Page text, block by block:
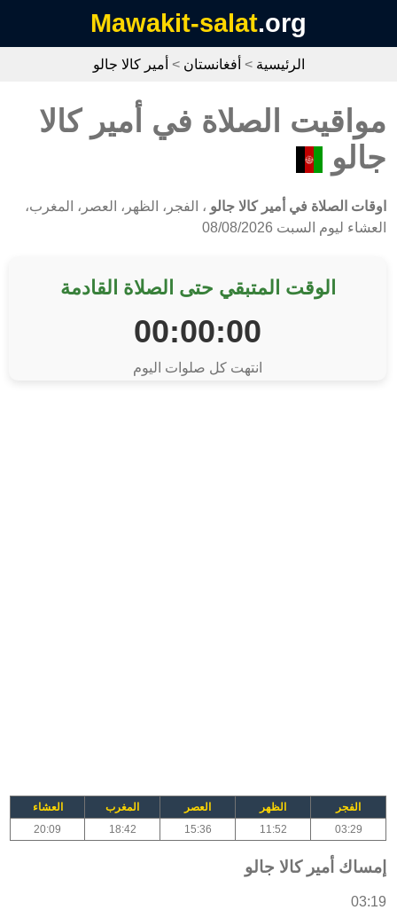
Mawakit-salat.org
الرئيسية > أفغانستان > أمير كالا جالو
مواقيت الصلاة في أمير كالا
جالو
اوقات الصلاة في أمير كالا جالو ، الفجر، الظهر، العصر، المغرب،
العشاء ليوم السبت 08/08/2026
الوقت المتبقي حتى الصلاة القادمة
00:00:00
انتهت كل صلوات اليوم
الفجر الظهر العصر المغرب
العشاء
03:29
11:52
15:36
18:42
20:09
إمساك أمير كالا جالو
03:19